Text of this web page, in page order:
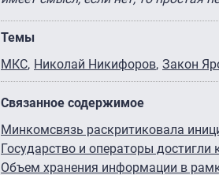
Темы
МКС Николай Никифоров Закон
Связанное содержимое
Минкомсвязь раскритиковала
Государство и операторы
Объем хранения информации в